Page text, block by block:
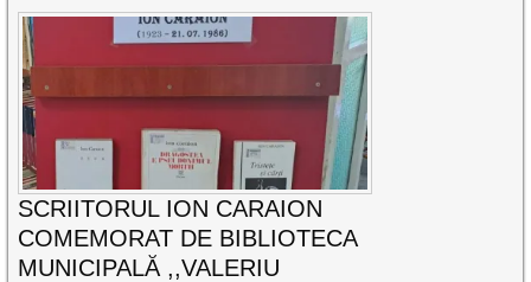
SCRIITORUL ION CARAION
COMEMORAT DE BIBLIOTECA
MUNICIPALĂ ,,VALERIU